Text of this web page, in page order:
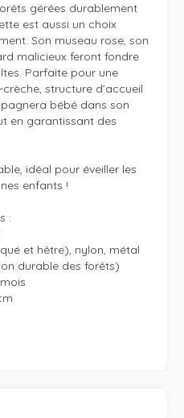
gérées durablement
est aussi un choix
Son museau rose, son
malicieux feront fondre
Parfaite pour une
structure d’accueil
bébé dans son
en garantissant des
idéal pour éveiller les
enfants !
:
et hêtre), nylon, métal
durable des forêts)